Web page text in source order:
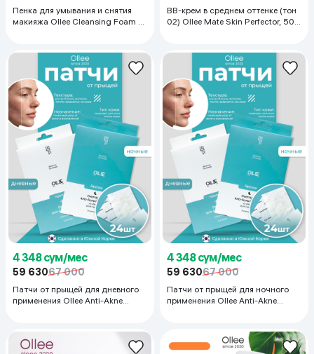
Пенка для умывания и снятия
макияжа Ollee Cleansing Foam +
ВВ-крем в среднем оттенке (тон
02) Ollee Mate Skin Perfector, 50
4 348 сум/мес
59 63067 000
Патчи от прыщей для дневного
применения Ollee Anti-Akne
4 348 сум/мес
59 63067 000
Патчи от прыщей для ночного
применения Ollee Anti-Akne